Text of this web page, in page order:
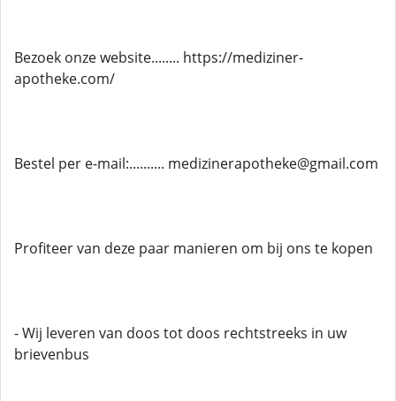
Bezoek onze website........ https://mediziner-
apotheke.com/
Bestel per e-mail:.......... medizinerapotheke@gmail.com
Profiteer van deze paar manieren om bij ons te kopen
- Wij leveren van doos tot doos rechtstreeks in uw
brievenbus